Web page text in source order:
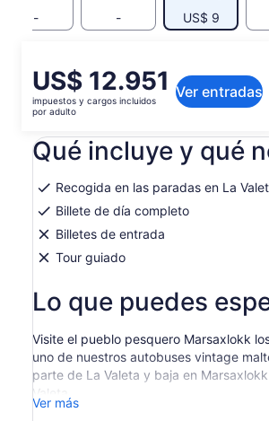
- - US$ 9
El
precio
es
US$ 12.951.
por
adulto
US$ 12.951
impuestos y cargos incluidos
por adulto
Ver entradas
Es posible que el contenido de
generado con un traductor
Ver el texto original (inglés)
Enviar comentarios sobre esta
Qué incluye y qué
Recogida en las paradas en La
Billete de día completo
Billetes de entrada
Tour guiado
Lo que puedes
Visite el pueblo pesquero Marsaxlokk
uno de nuestros autobuses vintage
parte de La Valeta y baja en
Valeta.
Ver más